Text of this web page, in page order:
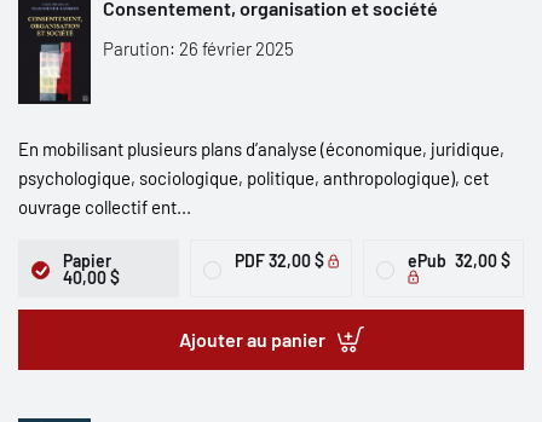
Consentement, organisation et société
Parution: 26 février 2025
En mobilisant plusieurs plans d’analyse (économique, juridique,
psychologique, sociologique, politique, anthropologique), cet
ouvrage collectif ent...
Papier
40,00 $
PDF32,00 $ ePub 32,00 $
Ajouter au panier